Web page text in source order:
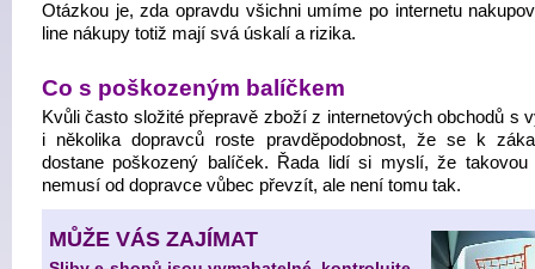
Otázkou je, zda opravdu všichni umíme po internetu
line nákupy totiž mají svá úskalí a rizika.
Co s poškozeným balíčkem
Kvůli často složité přepravě zboží z internetových obchodů s
i několika dopravců roste pravděpodobnost, že se k
dostane poškozený balíček. Řada lidí si myslí, že takovou
nemusí od dopravce vůbec převzít, ale není tomu tak.
MŮŽE VÁS ZAJÍMAT